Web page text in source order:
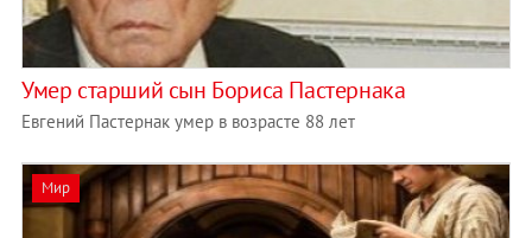
Умер старший сын Бориса Пастернака
Евгений Пастернак умер в возрасте 88 лет
Мир